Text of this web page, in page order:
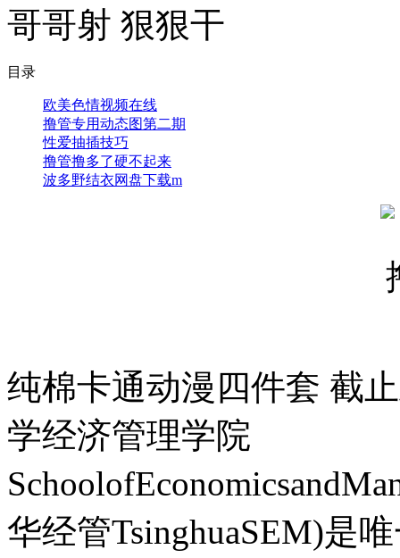
哥哥射 狠狠干
目录
欧美色情视频在线
撸管专用动态图第二期
性爱抽插技巧
撸管撸多了硬不起来
波多野结衣网盘下载m
纯棉卡通动漫四件套 截
学经济管理学院
华经管TsinghuaSEM)是